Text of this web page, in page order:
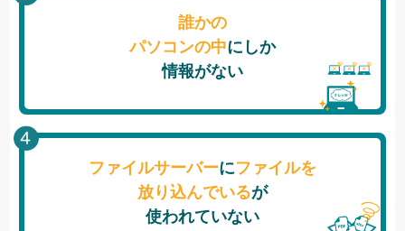
誰かの
パソコンの中にしか
情報がない
ファイルサーバーにファイルを
放り込んでいるが
使われていない